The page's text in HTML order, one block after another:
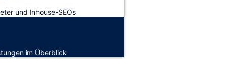
und Inhouse-SEOs
im Überblick